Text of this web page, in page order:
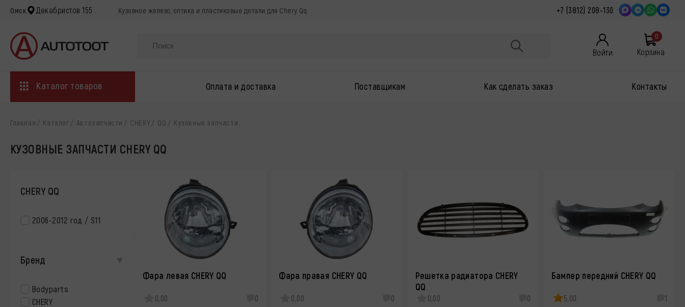
Омск Декабристов 155 Кузовное железо, оптика и пластиковые детали для Chery Qq +7 (3812) 208-130
Войти
0
Корзина
Каталог товаров Оплата и доставка Поставщикам Как сделать заказ Контакты
Главная Каталог Автозапчасти CHERY QQ Кузовные запчасти
КУЗОВНЫЕ ЗАПЧАСТИ CHERY QQ
CHERY QQ
2006-2012 год / S11
Бренд
Bodyparts
CHERY
Фара левая CHERY QQ
0,00 0
Фара правая CHERY QQ
0,00 0
Решетка радиатора CHERY
QQ
0,00 0
Бампер передний CHERY QQ
5,00 1